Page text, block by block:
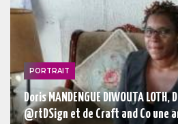
PORTRAIT
Doris MANDENGUE DIWOUTA
@rtDSign et de Craft and Co une